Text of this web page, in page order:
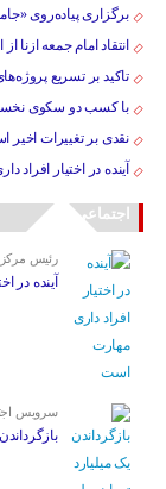
برگزاری پیاده‌روی
انتقاد امام جمعه ازنا
تاکید بر تسریع
با کسب دو سکوی
نقدی بر تغییرات اخیر
آینده در اختیار
اجتماعی
رئیس مرکز
آینده در
سرویس